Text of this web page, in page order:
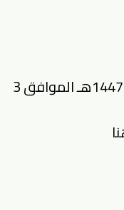
📅 التقديم متاح من: الأحد 9 صفر 1447هـ الموافق 3